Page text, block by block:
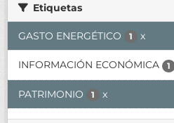
Etiquetas
GASTO ENERGÉTICO 1 x
INFORMACIÓN ECONÓMICA 1
PATRIMONIO 1 x